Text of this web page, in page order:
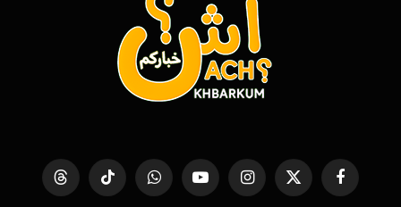
فيسبوك X
(Twitter)
الانستغراميوتيوب واتساب تيكتوك Threads